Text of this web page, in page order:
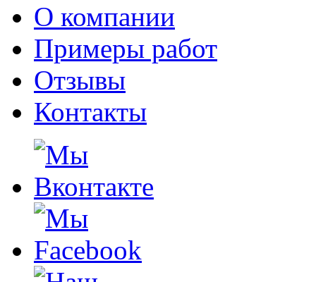
О компании
Примеры работ
Отзывы
Контакты